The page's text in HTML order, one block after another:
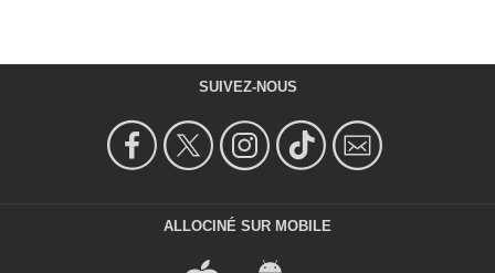
SUIVEZ-NOUS
ALLOCINÉ SUR MOBILE